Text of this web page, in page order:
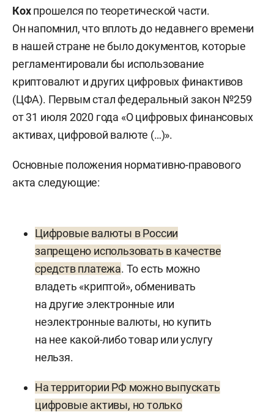
Кохпрошелся по теоретической части.
Он напомнил, что вплоть до недавнего времени
в нашей стране не было документов, которые
регламентировали бы использование
криптовалют и других цифровых финактивов
(ЦФА). Первым стал федеральный закон №259
от 31 июля 2020 года «О цифровых финансовых
активах, цифровой валюте (…)».
Основные положения нормативно-правового
акта следующие:
Цифровые валюты в России
запрещено использовать в качестве
средств платежа. То есть можно
владеть «криптой», обменивать
на другие электронные или
неэлектронные валюты, но купить
на нее какой-либо товар или услугу
нельзя.
На территории РФ можно выпускать
цифровые активы, но только